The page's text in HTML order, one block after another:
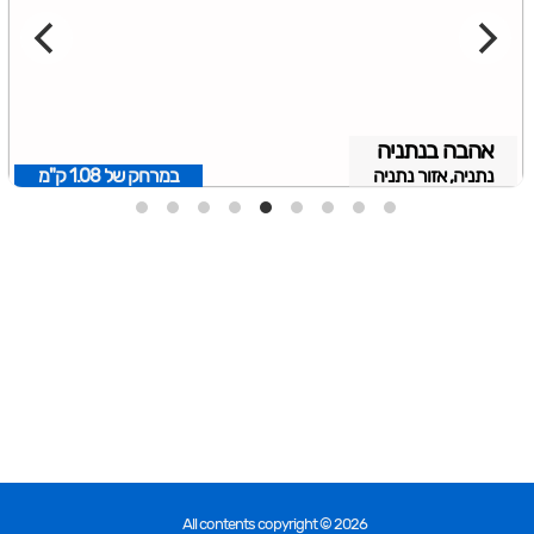
אהבה בנתניה
נתניה, אזור נתניה במרחק של 1.08 ק"מ
All contents copyright © 2026